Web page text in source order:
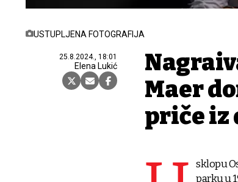
USTUPLJENA FOTOGRAFIJA
25.8.2024., 18:01
Elena Lukić
Maer
priče iz
sklopu
parku u